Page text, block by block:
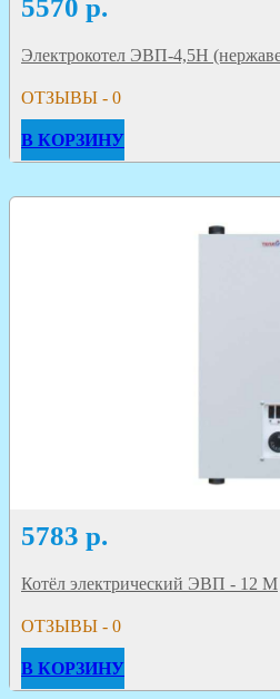
5570 р.
Электрокотел ЭВП-4,5Н
ОТЗЫВЫ - 0
В КОРЗИНУ
5783 р.
Котёл электрический ЭВП - 12 М
ОТЗЫВЫ - 0
В КОРЗИНУ